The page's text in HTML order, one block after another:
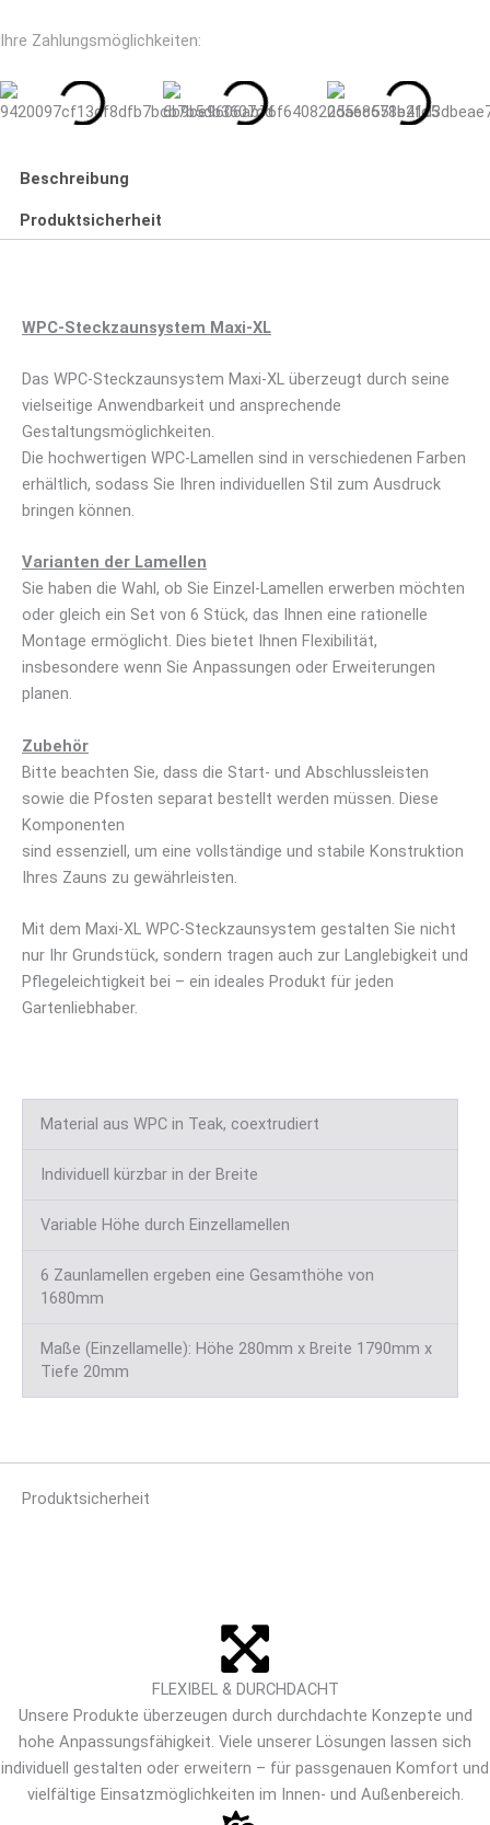
Ihre Zahlungsmöglichkeiten:
Beschreibung
Produktsicherheit
WPC-Steckzaunsystem Maxi-XL
Das WPC-Steckzaunsystem Maxi-XL überzeugt durch seine
vielseitige Anwendbarkeit und ansprechende
Gestaltungsmöglichkeiten.
Die hochwertigen WPC-Lamellen sind in verschiedenen Farben
erhältlich, sodass Sie Ihren individuellen Stil zum Ausdruck
bringen können.
Varianten der Lamellen
Sie haben die Wahl, ob Sie Einzel-Lamellen erwerben möchten
oder gleich ein Set von 6 Stück, das Ihnen eine rationelle
Montage ermöglicht. Dies bietet Ihnen Flexibilität,
insbesondere wenn Sie Anpassungen oder Erweiterungen
planen.
Zubehör
Bitte beachten Sie, dass die Start- und Abschlussleisten
sowie die Pfosten separat bestellt werden müssen. Diese
Komponenten
sind essenziell, um eine vollständige und stabile Konstruktion
Ihres Zauns zu gewährleisten.
Mit dem Maxi-XL WPC-Steckzaunsystem gestalten Sie nicht
nur Ihr Grundstück, sondern tragen auch zur Langlebigkeit und
Pflegeleichtigkeit bei – ein ideales Produkt für jeden
Gartenliebhaber.
Material aus WPC in Teak, coextrudiert
Individuell kürzbar in der Breite
Variable Höhe durch Einzellamellen
6 Zaunlamellen ergeben eine Gesamthöhe von
1680mm
Maße (Einzellamelle): Höhe 280mm x Breite 1790mm x
Tiefe 20mm
Produktsicherheit
FLEXIBEL & DURCHDACHT
Unsere Produkte überzeugen durch durchdachte Konzepte und
hohe Anpassungsfähigkeit. Viele unserer Lösungen lassen sich
individuell gestalten oder erweitern – für passgenauen Komfort und
vielfältige Einsatzmöglichkeiten im Innen- und Außenbereich.